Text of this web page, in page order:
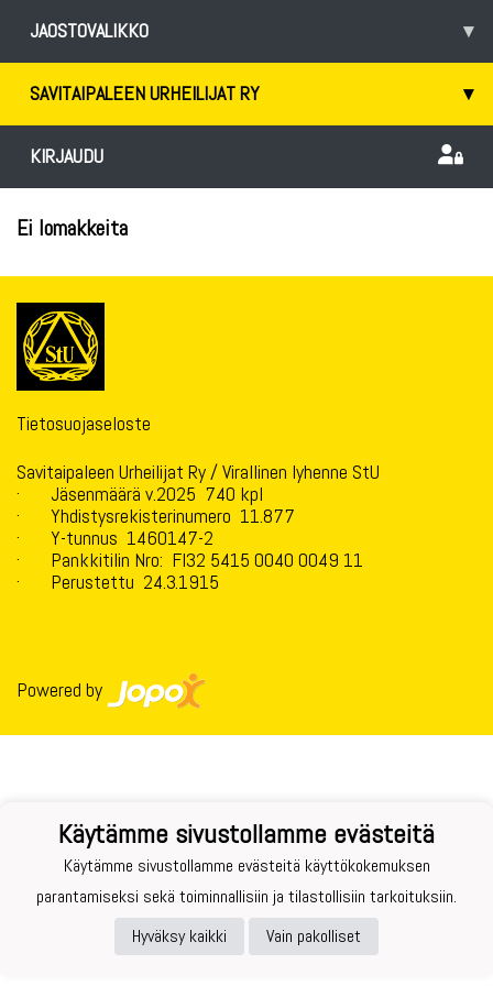
JAOSTOVALIKKO ▾
SAVITAIPALEEN URHEILIJAT RY ▾
KIRJAUDU
Ei lomakkeita
Tietosuojaseloste
Savitaipaleen Urheilijat Ry / Virallinen lyhenne StU
· Jäsenmäärä v.2025 740 kpl
· Yhdistysrekisterinumero 11.877
· Y-tunnus 1460147-2
· Pankkitilin Nro: FI32 5415 0040 0049 11
· Perustettu 24.3.1915
Powered by
Käytämme sivustollamme evästeitä
Käytämme sivustollamme evästeitä käyttökokemuksen
parantamiseksi sekä toiminnallisiin ja tilastollisiin tarkoituksiin.
Hyväksy kaikki
Vain pakolliset